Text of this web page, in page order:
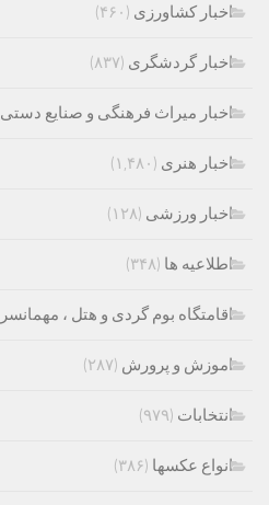
اخبار کشاورزی (۴۶۰)
اخبار گردشگری (۸۳۷)
اخبار میراث فرهنگی و صنایع دستی
اخبار هنری (۱,۴۸۰)
اخبار ورزشی (۱۲۸)
اطلاعیه ها (۳۴۸)
اقامتگاه بوم گردی و هتل ، مهمانسرا
اموزش و پرورش (۲۸۷)
انتخابات (۹۷۹)
انواع عکسها (۳۸۶)